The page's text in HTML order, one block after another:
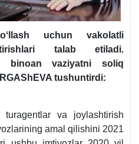
uchun vakolatli
talab etiladi.
binoan vaziyatni soliq
tushuntirdi:
va joylashtirish
amal qilishini 2021